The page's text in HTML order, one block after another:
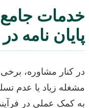
خدمات
پایان نامه در
در کنار مشاوره،
مشغله زیاد یا عدم
به کمک عملی در